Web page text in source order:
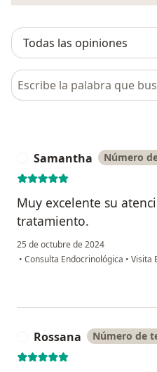
Busca en opiniones
Samantha Número
Muy excelente su
tratamiento.
25 de octubre de 2024
• Consulta Endocrinológica • Visita
Rossana Número de